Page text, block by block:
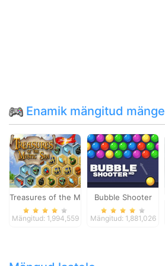
Enamik mängitud mänge
Treasures of the Mystic Sea
Mängitud: 1,994,559
Bubble Shooter
Mängitud: 1,881,026